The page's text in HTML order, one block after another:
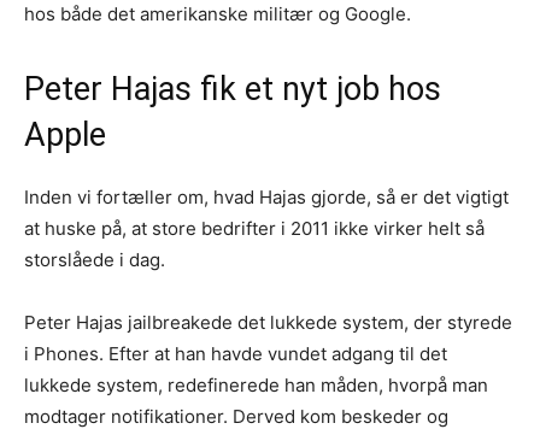
hos både det amerikanske militær og Google.
Peter Hajas fik et nyt job hos
Apple
Inden vi fortæller om, hvad Hajas gjorde, så er det vigtigt
at huske på, at store bedrifter i 2011 ikke virker helt så
storslåede i dag.
Peter Hajas jailbreakede det lukkede system, der styrede
i Phones. Efter at han havde vundet adgang til det
lukkede system, redefinerede han måden, hvorpå man
modtager notifikationer. Derved kom beskeder og